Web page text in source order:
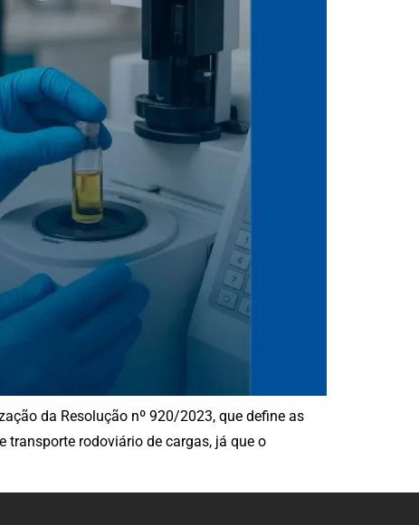
da Resolução nº 920/2023, que define as
transporte rodoviário de cargas, já que o